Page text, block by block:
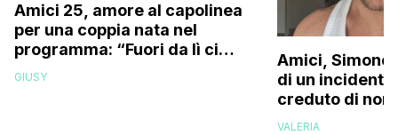
Amici 25, amore al capolinea
per una coppia nata nel
programma: “Fuori da lì ci
siamo resi conto che…”
GIUSY
Amici, Simone
di un incidente
creduto di
più la mia
VALERIA